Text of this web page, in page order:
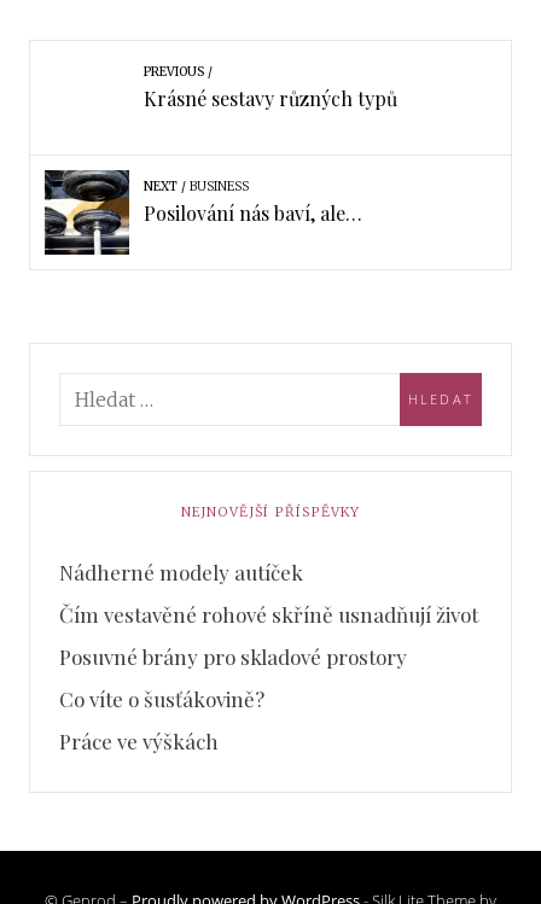
PREVIOUS
Krásné sestavy různých typů
NEXT BUSINESS
Posilování nás baví, ale…
NEJNOVĚJŠÍ PŘÍSPĚVKY
Nádherné modely autíček
Čím vestavěné rohové skříně usnadňují život
Posuvné brány pro skladové prostory
Co víte o šusťákovině?
Práce ve výškách